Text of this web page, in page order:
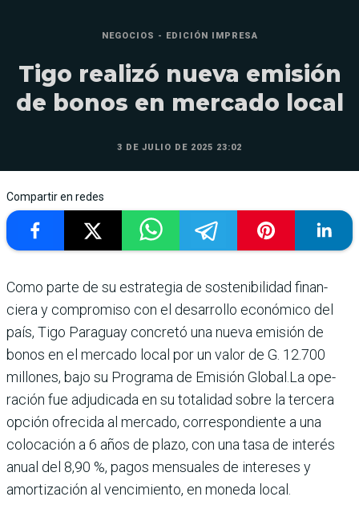
NEGOCIOS - EDICIÓN IMPRESA
Tigo realizó nueva emisión
de bonos en mercado local
3 DE JULIO DE 2025 23:02
Compartir en redes
Como parte de su estrategia de sos­tenibilidad finan­
ciera y compromiso con el desarrollo económico del
país, Tigo Paraguay con­cretó una nueva emisión de
bonos en el mercado local por un valor de G. 12.700
millones, bajo su Programa de Emisión Global.La ope­
ración fue adjudicada en su totalidad sobre la tercera
opción ofrecida al mercado, correspondiente a una
colo­cación a 6 años de plazo, con una tasa de interés
anual del 8,90 %, pagos mensua­les de intereses y
amorti­zación al vencimiento, en moneda local.